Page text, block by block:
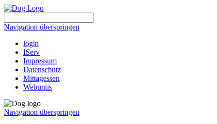
Navigation überspringen
login
IServ
Impressum
Datenschutz
Mittagessen
Webuntis
Navigation überspringen